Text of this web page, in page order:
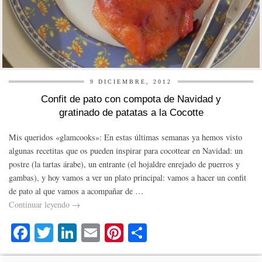
9 DICIEMBRE, 2012
Confit de pato con compota de Navidad y
gratinado de patatas a la Cocotte
Mis queridos «glamcooks»: En estas últimas semanas ya hemos visto
algunas recetitas que os pueden inspirar para cocottear en Navidad: un
postre (la tartas árabe), un entrante (el hojaldre enrejado de puerros y
gambas), y hoy vamos a ver un plato principal: vamos a hacer un confit
de pato al que vamos a acompañar de …
Continuar leyendo →
Fa
ce
T
wi
Li
nk
E
m
Pi
nt o